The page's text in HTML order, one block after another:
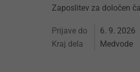
Zaposlitev za določen
Prijave do 6. 9. 2026
Kraj dela Medvode